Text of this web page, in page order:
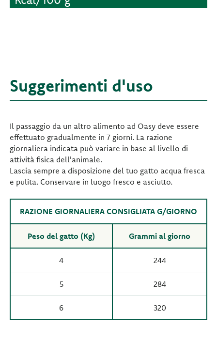
Suggerimenti d'uso
Il passaggio da un altro alimento ad Oasy deve essere
effettuato gradualmente in 7 giorni. La razione
giornaliera indicata può variare in base al livello di
attività fisica dell'animale.
Lascia sempre a disposizione del tuo gatto acqua fresca
e pulita. Conservare in luogo fresco e asciutto.
RAZIONE GIORNALIERA CONSIGLIATA G/GIORNO
Peso del gatto (Kg) Grammi al giorno
4 244
5 284
6 320